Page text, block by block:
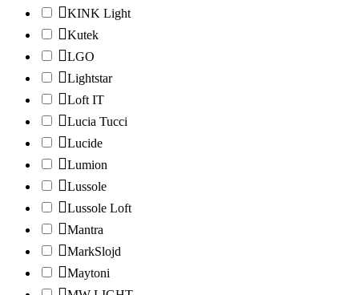
KINK Light
Kutek
LGO
Lightstar
Loft IT
Lucia Tucci
Lucide
Lumion
Lussole
Lussole Loft
Mantra
MarkSlojd
Maytoni